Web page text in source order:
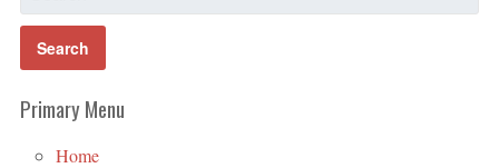
Primary Menu
Home